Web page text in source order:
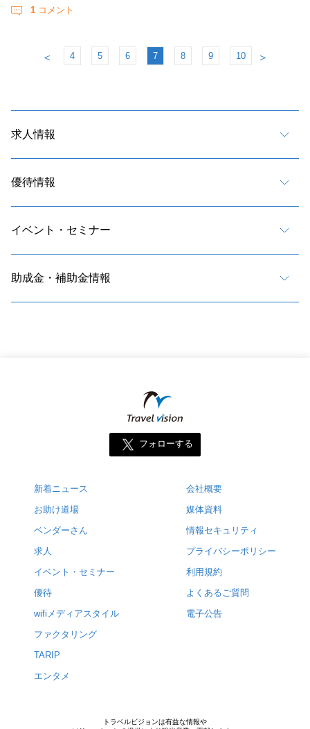
1 コメント
＜ 4 5 6 7 8 9 10 ＞
求人情報
優待情報
イベント・セミナー
助成金・補助金情報
フォローする
新着ニュース
お助け道場
ベンダーさん
求人
イベント・セミナー
優待
wifiメディアスタイル
ファクタリング
TARIP
エンタメ
会社概要
媒体資料
情報セキュリティ
プライバシーポリシー
利用規約
よくあるご質問
電子公告
トラベルビジョンは有益な情報や